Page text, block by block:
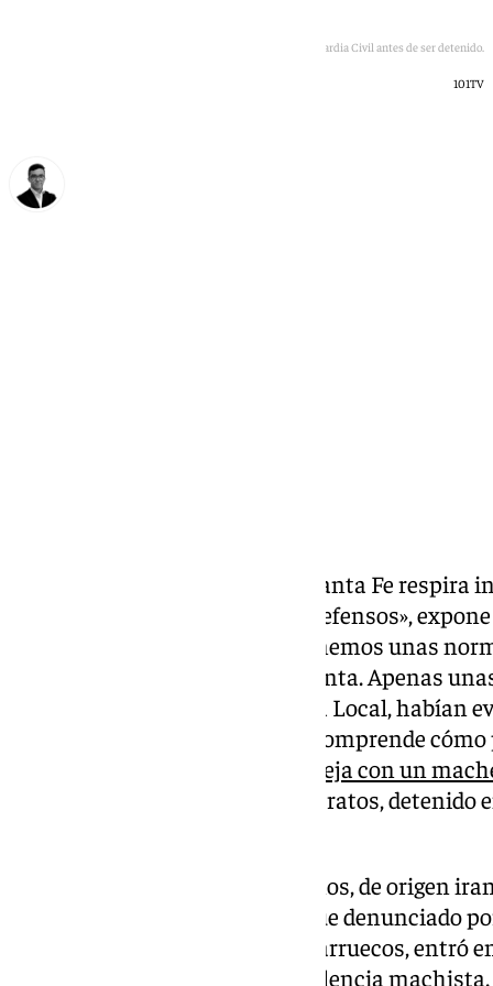
El individuo fue abatido por la Guardia Civil antes de ser detenido.
101TV
Una vez recuperada la calma, Santa Fe respira
nos sentimos impotentes e indefensos»,
Cobo, en exclusiva a 101TV. «Tenemos unas
sensación de impunidad», lamenta. Apenas
con la colaboración de la Policía Local, habían
granadino, aunque todavía no comprende
se presentó en casa de su expareja con un
denunciado en abril por malos tratos, detenido
En concreto, el hombre de 45 años, de origen
Ayuntamiento del municipio, fue denunciado
abril. Su expareja, natural de Marruecos, entró
protección a las víctimas de violencia